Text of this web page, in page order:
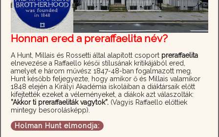
Honnan ered a preraffaelita név?
A Hunt, Millais és Rossetti által alapított csoport preraffaelita
elnevezése a Raffaello késői stílusának kritikájából ered,
amelyet e három művész 1847-48-ban fogalmazott meg.
Hunt később feljegyezte, hogy amikor ő és Millais valamikor
1848 elején a Királyi Akadémia iskoláiban a diáktársaik előtt
kifejtették ezeket a véleményeket, a diákok azt válaszolták:
”Akkor ti preraffaeliták vagytok”. (Vagyis Raffaello előttiek
mintegy besorolásképp).
Holman Hunt elmondja: